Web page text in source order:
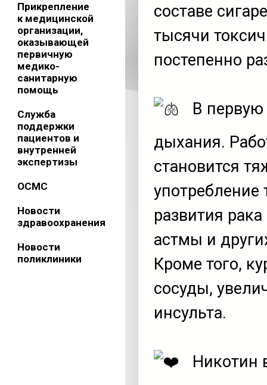
Прикрепление
к медицинской
организации,
оказывающей
первичную
медико-
санитарную
помощь
Служба
поддержки
пациентов и
внутренней
экспертизы
ОСМС
Новости
здравоохранения
Новости
поликлиники
составе
тысячи
постепенно
В первую
дыхания.
становится
употребление
развития
астмы и
Кроме того,
сосуды,
инсульта.
Никотин